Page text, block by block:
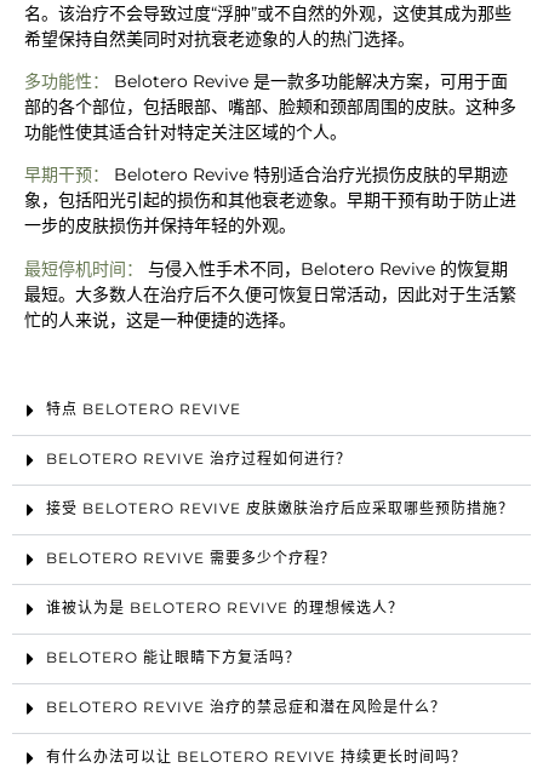
名。该治疗不会导致过度“浮肿”或不自然的外观，这使其成为那些
希望保持自然美同时对抗衰老迹象的人的热门选择。
多功能性：
Belotero Revive 是一款多功能解决方案，可用于面
部的各个部位，包括眼部、嘴部、脸颊和颈部周围的皮肤。这种多
功能性使其适合针对特定关注区域的个人。
早期干预：
Belotero Revive 特别适合治疗光损伤皮肤的早期迹
象，包括阳光引起的损伤和其他衰老迹象。早期干预有助于防止进
一步的皮肤损伤并保持年轻的外观。
最短停机时间：
与侵入性手术不同，Belotero Revive 的恢复期
最短。大多数人在治疗后不久便可恢复日常活动，因此对于生活繁
忙的人来说，这是一种便捷的选择。
特点 BELOTERO REVIVE
BELOTERO REVIVE 治疗过程如何进行？
接受 BELOTERO REVIVE 皮肤嫩肤治疗后应采取哪些预防措施？
BELOTERO REVIVE 需要多少个疗程？
谁被认为是 BELOTERO REVIVE 的理想候选人？
BELOTERO 能让眼睛下方复活吗？
BELOTERO REVIVE 治疗的禁忌症和潜在风险是什么？
有什么办法可以让 BELOTERO REVIVE 持续更长时间吗？